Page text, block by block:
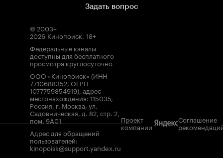
Задать вопрос
© 2003–
2026 Кинопоиск. 18+
Федеральные каналы
доступны для бесплатного
просмотра круглосуточно
ООО «Кинопоиск» (ИНН
7710688352, ОГРН
1077759854919), адрес
местонахождения: 115035,
Россия, г. Москва, ул.
Садовническая, д. 82, стр. 2,
пом. 9А01
Адрес для обращений
пользователей:
kinopoisk@support.yandex.ru
Проект
компании
Соглашение